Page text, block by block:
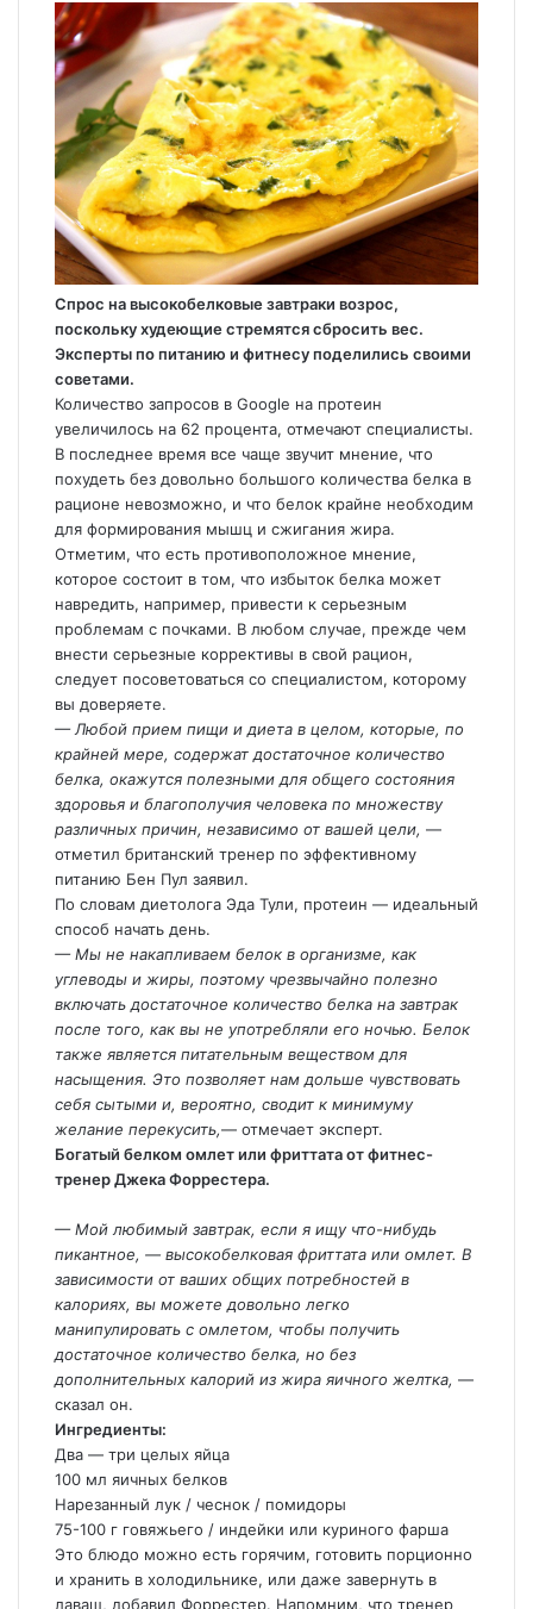
Спрос на высокобелковые завтраки возрос,
поскольку худеющие стремятся сбросить вес.
Эксперты по питанию и фитнесу поделились своими
советами.
Количество запросов в Google на протеин
увеличилось на 62 процента, отмечают специалисты.
В последнее время все чаще звучит мнение, что
похудеть без довольно большого количества белка в
рационе невозможно, и что белок крайне необходим
для формирования мышц и сжигания жира.
Отметим, что есть противоположное мнение,
которое состоит в том, что избыток белка может
навредить, например, привести к серьезным
проблемам с почками. В любом случае, прежде чем
внести серьезные коррективы в свой рацион,
следует посоветоваться со специалистом, которому
вы доверяете.
— Любой прием пищи и диета в целом, которые, по
крайней мере, содержат достаточное количество
белка, окажутся полезными для общего состояния
здоровья и благополучия человека по множеству
различных причин, независимо от вашей цели, —
отметил британский тренер по эффективному
питанию Бен Пул заявил.
По словам диетолога Эда Тули, протеин — идеальный
способ начать день.
— Мы не накапливаем белок в организме, как
углеводы и жиры, поэтому чрезвычайно полезно
включать достаточное количество белка на завтрак
после того, как вы не употребляли его ночью. Белок
также является питательным веществом для
насыщения. Это позволяет нам дольше чувствовать
себя сытыми и, вероятно, сводит к минимуму
желание перекусить,— отмечает эксперт.
Богатый белком омлет или фриттата от фитнес-
тренер Джека Форрестера.
— Мой любимый завтрак, если я ищу что-нибудь
пикантное, — высокобелковая фриттата или омлет. В
зависимости от ваших общих потребностей в
калориях, вы можете довольно легко
манипулировать с омлетом, чтобы получить
достаточное количество белка, но без
дополнительных калорий из жира яичного желтка, —
сказал он.
Ингредиенты:
Два — три целых яйца
100 мл яичных белков
Нарезанный лук / чеснок / помидоры
75-100 г говяжьего / индейки или куриного фарша
Это блюдо можно есть горячим, готовить порционно
и хранить в холодильнике, или даже завернуть в
лаваш, добавил Форрестер. Напомним, что тренер